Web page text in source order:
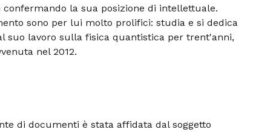
confermando la sua posizione di intellettuale.
sono per lui molto prolifici: studia e si dedica
suo lavoro sulla fisica quantistica per trent'anni,
nel 2012.
di documenti è stata affidata dal soggetto